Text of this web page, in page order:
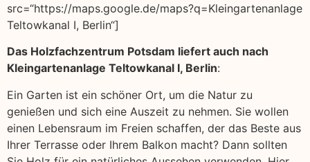
src=“https://maps.google.de/maps?q=Kleingartenanlage
Teltowkanal I, Berlin“]
Das Holzfachzentrum Potsdam liefert auch nach
Kleingartenanlage Teltowkanal I, Berlin:
Ein Garten ist ein schöner Ort, um die Natur zu
genießen und sich eine Auszeit zu nehmen. Sie wollen
einen Lebensraum im Freien schaffen, der das Beste aus
Ihrer Terrasse oder Ihrem Balkon macht? Dann sollten